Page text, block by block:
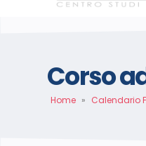
Corso
Home » Calendario